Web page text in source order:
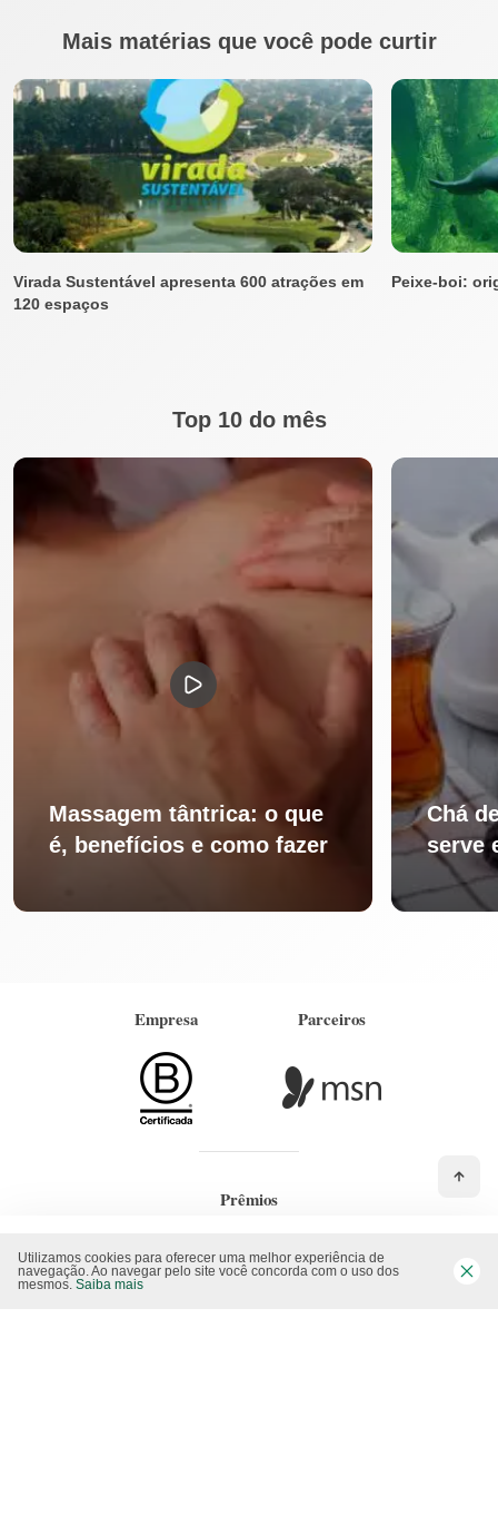
Mais matérias que você pode curtir
Virada Sustentável apresenta 600 atrações em
120 espaços
Peixe-boi:
Top 10 do mês
Massagem tântrica: o que
é, benefícios e como fazer
Chá
serve
Empresa Parceiros
Prêmios
Utilizamos cookies para oferecer uma melhor experiência de
navegação. Ao navegar pelo site você concorda com o uso dos
mesmos. Saiba mais